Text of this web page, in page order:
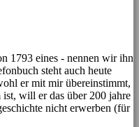
1793 eines - nennen wir ihn
steht auch heute
er mit mir übereinstimmt,
will er das über 200 jahre
nicht erwerben (für